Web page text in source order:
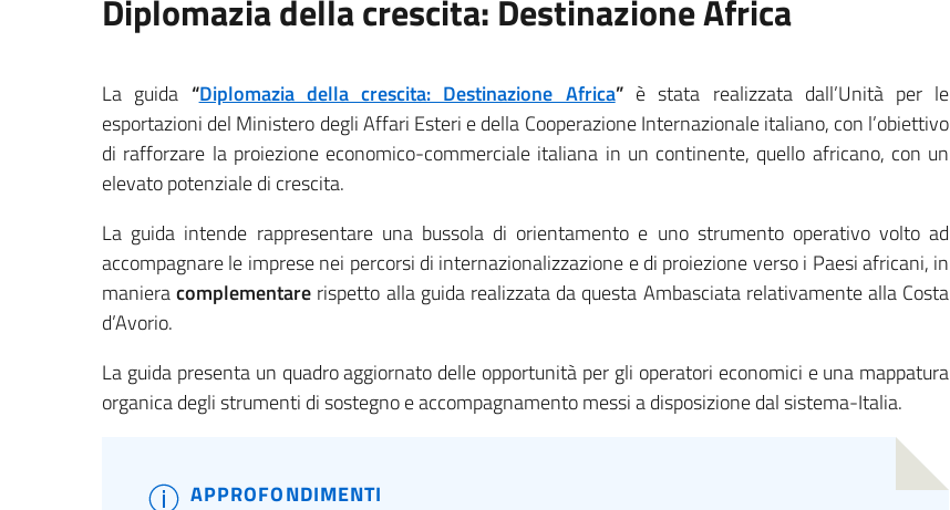
Diplomazia della crescita: Destinazione Africa
La guida “Diplomazia della crescita: Destinazione Africa”è stata realizzata dall’Unità per le
esportazioni del Ministero degli Affari Esteri e della Cooperazione Internazionale italiano, con l’obiettivo
di rafforzare la proiezione economico-commerciale italiana in un continente, quello africano, con un
elevato potenziale di crescita.
La guida intende rappresentare una bussola di orientamento e uno strumento operativo volto ad
accompagnare le imprese nei percorsi di internazionalizzazione e di proiezione verso i Paesi africani, in
manieracomplementare rispetto alla guida realizzata da questa Ambasciata relativamente alla Costa
d’Avorio.
La guida presenta un quadro aggiornato delle opportunità per gli operatori economici e una mappatura
organica degli strumenti di sostegno e accompagnamento messi a disposizione dal sistema-Italia.
APPROFONDIMENTI